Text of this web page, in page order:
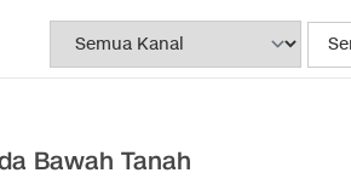
Bawah Tanah